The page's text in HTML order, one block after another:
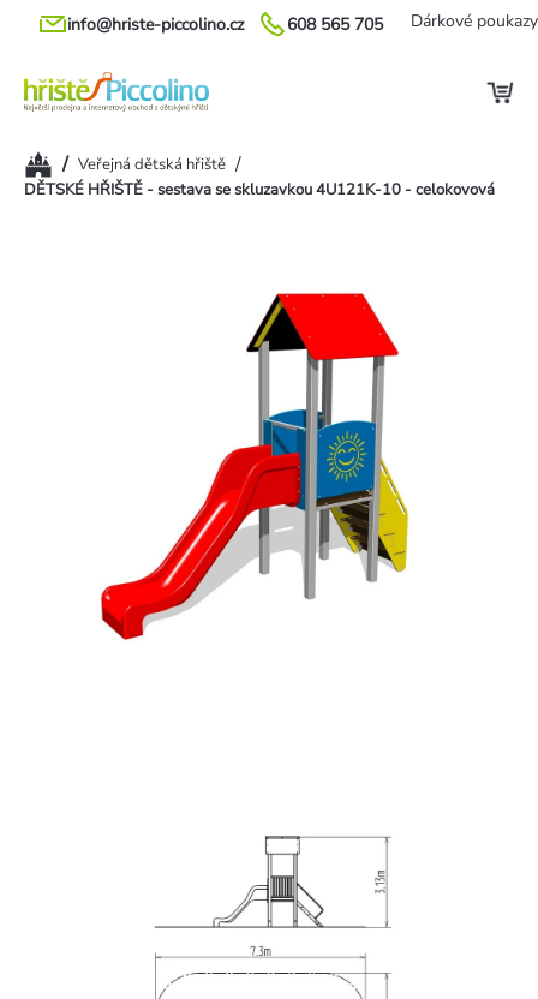
Přejít
608 565 705
info@hriste-piccolino.cz Dárkové poukazy
Domů/ Veřejná dětská hřiště /
DĚTSKÉ HŘIŠTĚ - sestava se skluzavkou 4U121K-10 - celokovová